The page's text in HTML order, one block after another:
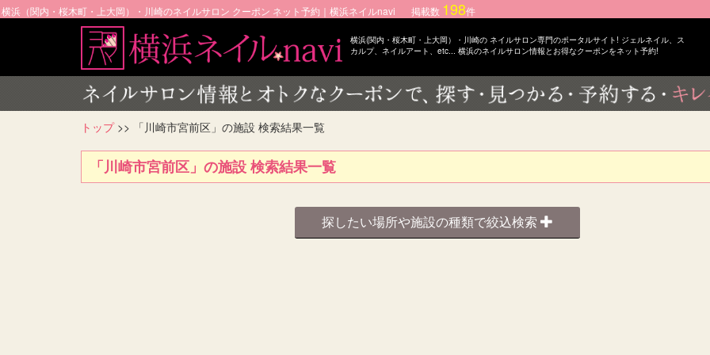
横浜（関内・桜木町・上大岡）・川崎のネイルサロン クーポン ネット予約｜横浜ネイルnavi 掲載数 198件
横浜(関内・桜木町・上大岡）・川崎の ネイルサロン専門のポータルサイト! ジェルネイル、ス
カルプ、ネイルアート、etc... 横浜のネイルサロン情報とお得なクーポンをネット予約!
トップ>> 「川崎市宮前区」の施設 検索結果一覧
「川崎市宮前区」の施設 検索結果一覧
探したい場所や施設の種類で絞込検索